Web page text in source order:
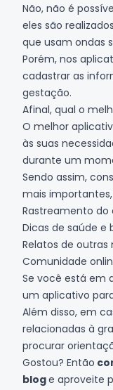
Não, não é
eles são
que usam ondas
Porém, nos
cadastrar as
gestação.
Afinal, qual o
O melhor
às suas
durante um
Sendo assim,
mais
Rastreamento do
Dicas de saúde e
Relatos de outras
Comunidade
Se você está em
um aplicativo
Além disso, em
relacionadas à
procurar
Gostou? Então
bloge aproveite